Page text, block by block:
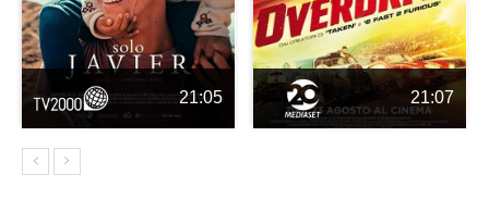
21:05 21:07